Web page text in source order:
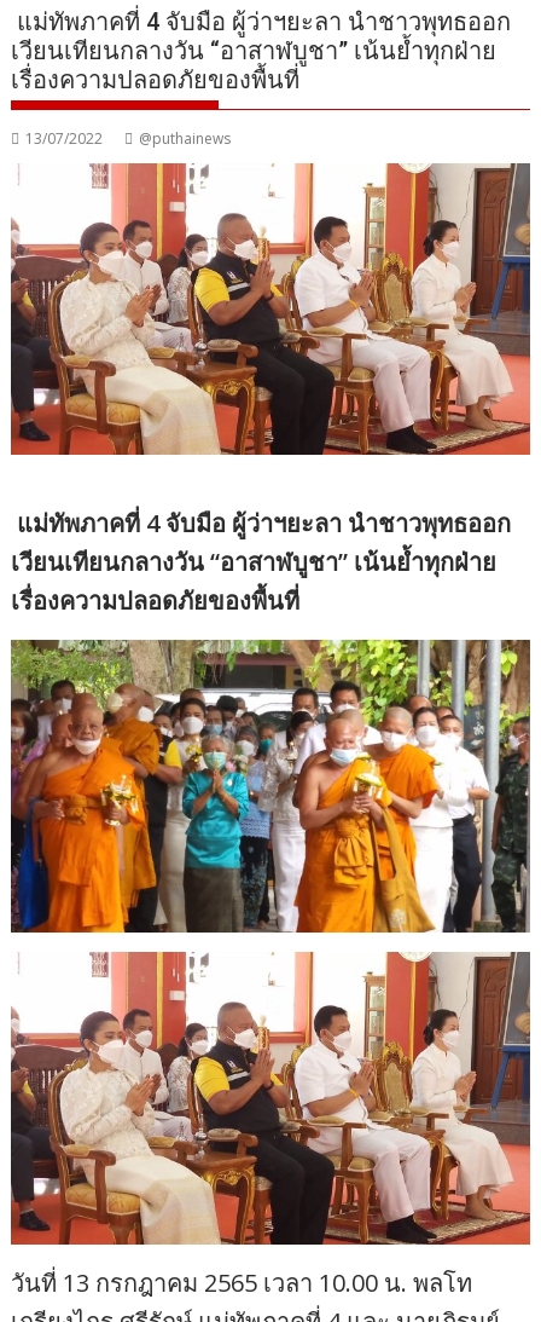
แม่ทัพภาคที่ 4 จับมือ ผู้ว่าฯยะลา นำชาวพุทธออก
เวียนเทียนกลางวัน “อาสาฬบูชา” เน้นย้ำทุกฝ่าย
เรื่องความปลอดภัยของพื้นที่
13/07/2022 @puthainews
แม่ทัพภาคที่ 4 จับมือ ผู้ว่าฯยะลา นำชาวพุทธออก
เวียนเทียนกลางวัน “อาสาฬบูชา” เน้นย้ำทุกฝ่าย
เรื่องความปลอดภัยของพื้นที่
วันที่ 13 กรกฎาคม 2565 เวลา 10.00 น. พลโท